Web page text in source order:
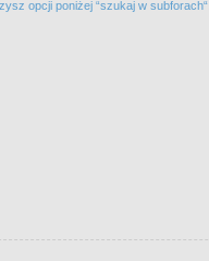
opcji poniżej “szukaj w subforach“.